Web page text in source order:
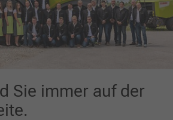
Sie immer auf der